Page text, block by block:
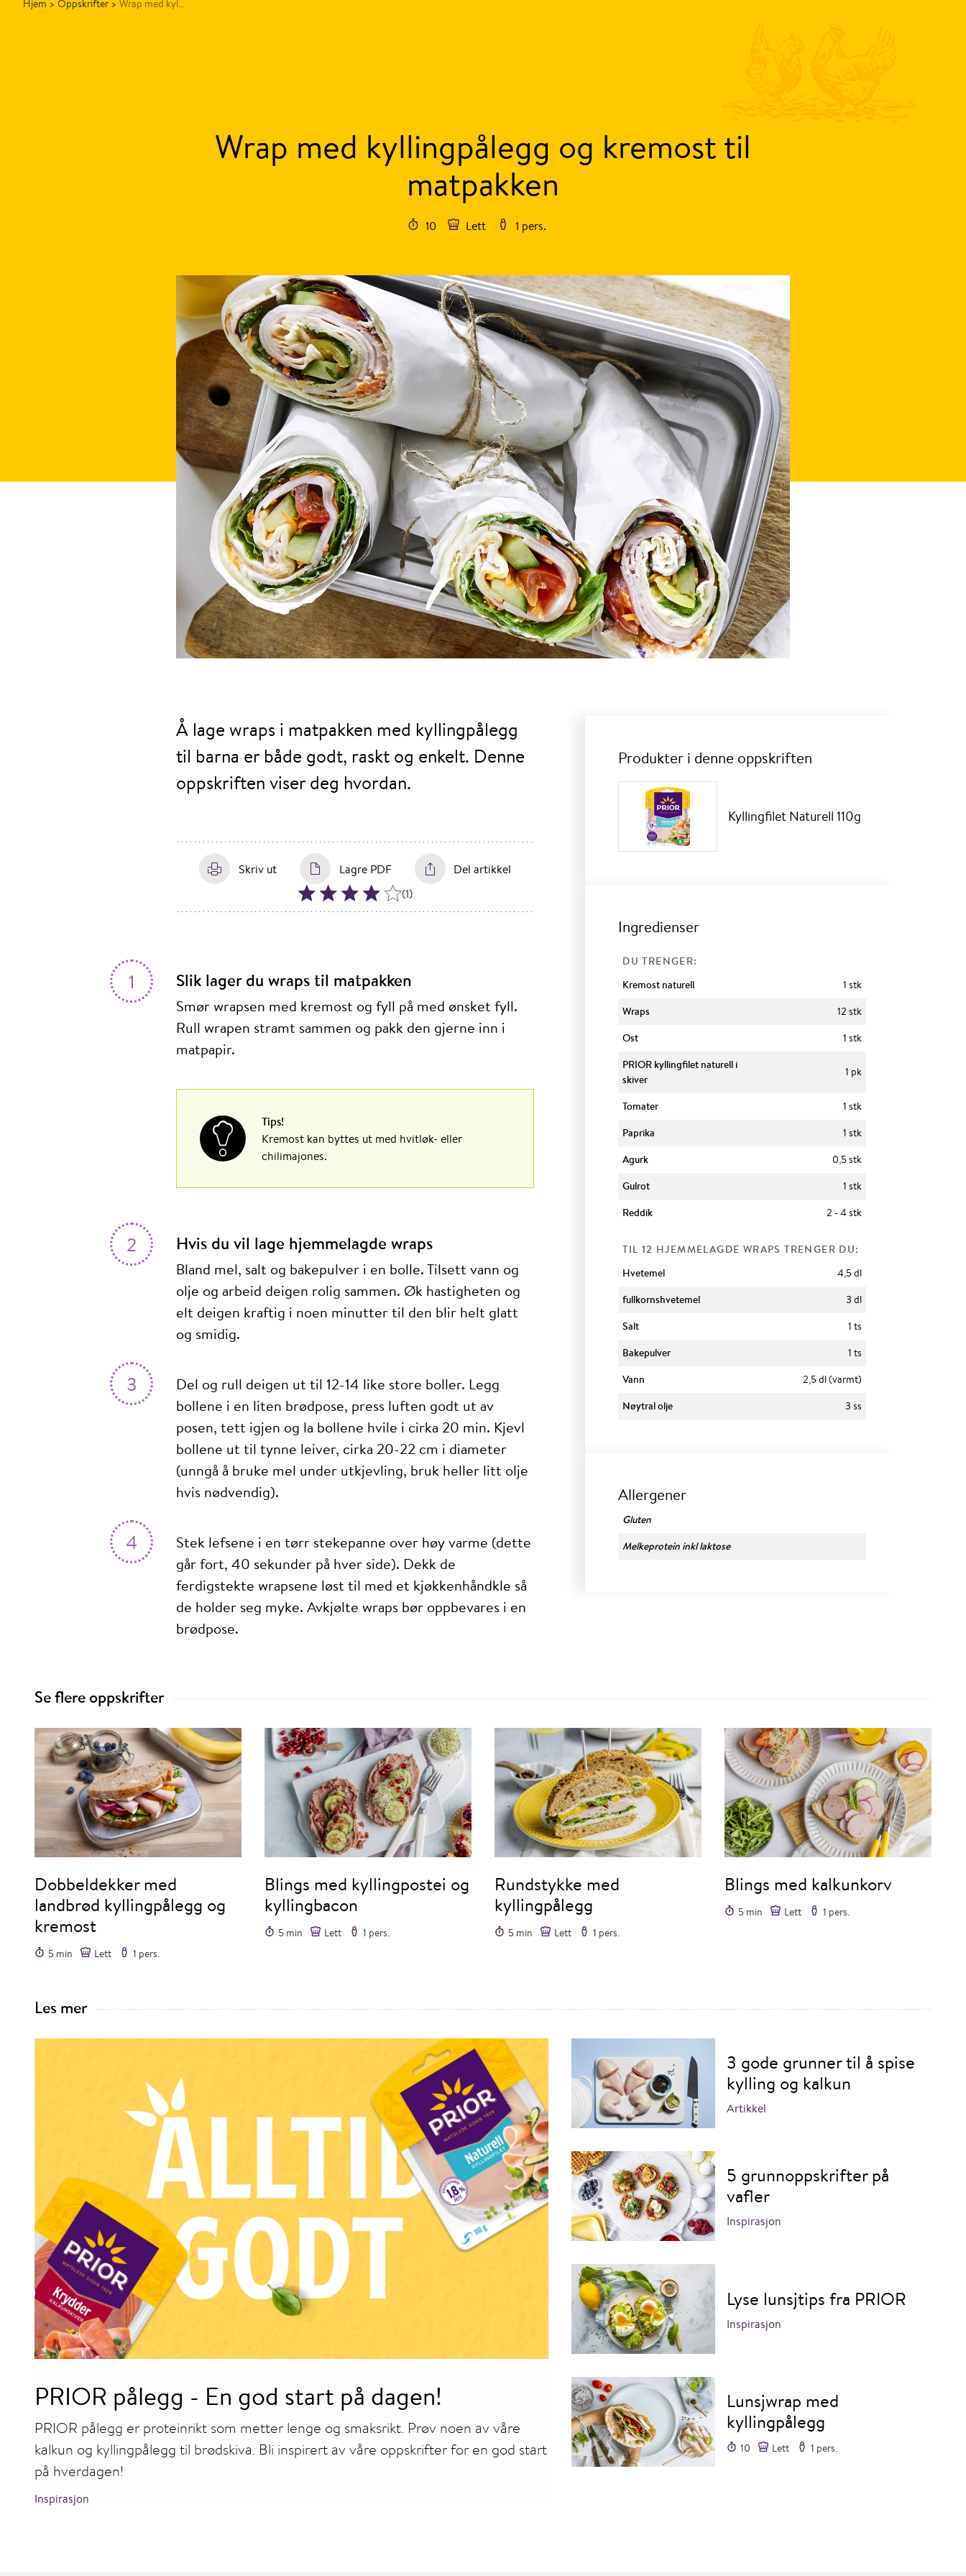
Hjem > Oppskrifter > Wrap med kyl...
Wrap med kyllingpålegg og kremost til
matpakken
10 Lett 1 pers.
Å lage wraps i matpakken med kyllingpålegg
til barna er både godt, raskt og enkelt. Denne
oppskriften viser deg hvordan.
Skriv ut Lagre PDF
Del artikkel
(1)
1 Slik lager du wraps til matpakken
Smør wrapsen med kremost og fyll på med ønsket fyll.
Rull wrapen stramt sammen og pakk den gjerne inn i
matpapir.
Tips!
Kremost kan byttes ut med hvitløk- eller
chilimajones.
2 Hvis du vil lage hjemmelagde wraps
Bland mel, salt og bakepulver i en bolle. Tilsett vann og
olje og arbeid deigen rolig sammen. Øk hastigheten og
elt deigen kraftig i noen minutter til den blir helt glatt
og smidig.
3
Del og rull deigen ut til 12-14 like store boller. Legg
bollene i en liten brødpose, press luften godt ut av
posen, tett igjen og la bollene hvile i cirka 20 min. Kjevl
bollene ut til tynne leiver, cirka 20-22 cm i diameter
(unngå å bruke mel under utkjevling, bruk heller litt olje
hvis nødvendig).
4
Stek lefsene i en tørr stekepanne over høy varme (dette
går fort, 40 sekunder på hver side). Dekk de
ferdigstekte wrapsene løst til med et kjøkkenhåndkle så
de holder seg myke. Avkjølte wraps bør oppbevares i en
brødpose.
Produkter i denne oppskriften
Kyllingfilet Naturell 110g
Ingredienser
DU TRENGER:
Kremost naturell
1 stk
Wraps
12 stk
Ost
1 stk
PRIOR kyllingfilet naturell i
skiver
1 pk
Tomater
1 stk
Paprika
1 stk
Agurk
0,5 stk
Gulrot
1 stk
Reddik
2 - 4 stk
TIL 12 HJEMMELAGDE WRAPS TRENGER DU:
Hvetemel
4,5 dl
fullkornshvetemel
3 dl
Salt
1 ts
Bakepulver
1 ts
Vann
2,5 dl (varmt)
Nøytral olje
3 ss
Allergener
Gluten
Melkeprotein inkl laktose
Se flere oppskrifter
Dobbeldekker med
landbrød kyllingpålegg og
kremost
5 min Lett 1 pers.
Blings med kyllingpostei og
kyllingbacon
5 min Lett 1 pers.
Rundstykke med
kyllingpålegg
5 min Lett 1 pers.
Blings med kalkunkorv
5 min Lett 1 pers.
Les mer
PRIOR pålegg - En god start på dagen!
PRIOR pålegg er proteinrikt som metter lenge og smaksrikt. Prøv noen av våre
kalkun og kyllingpålegg til brødskiva. Bli inspirert av våre oppskrifter for en god start
på hverdagen!
Inspirasjon
3 gode grunner til å spise
kylling og kalkun
Artikkel
5 grunnoppskrifter på
vafler
Inspirasjon
Lyse lunsjtips fra PRIOR
Inspirasjon
Lunsjwrap med
kyllingpålegg
10 Lett 1 pers.